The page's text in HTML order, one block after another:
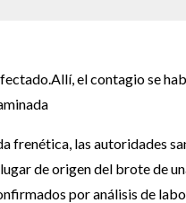
el contagio se
frenética, las autoridades
de origen del brote de
por análisis de